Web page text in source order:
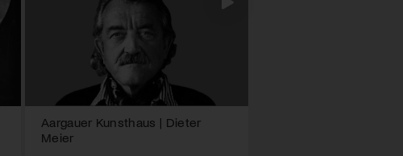
Aargauer Kunsthaus | Dieter
Meier